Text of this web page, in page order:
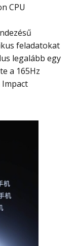
feladatokat
legalább egy
a 165Hz